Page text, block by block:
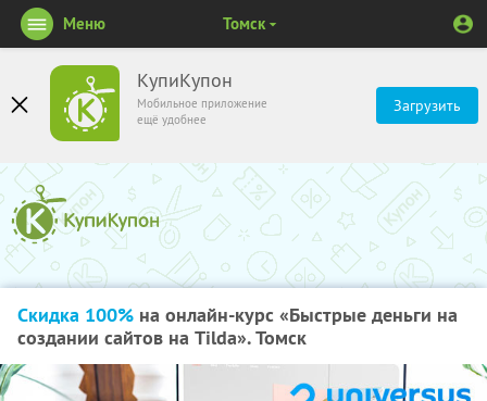
КупиКупон
Мобильное приложение
ещё удобнее
Загрузить
Меню Томск
Скидка 100% на онлайн-курс «Быстрые деньги на
создании сайтов на Tilda». Томск